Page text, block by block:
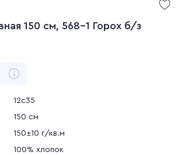
150 см, 568-1 Горох б/з
12с35
150 см
150±10 г/кв.м
100% хлопок